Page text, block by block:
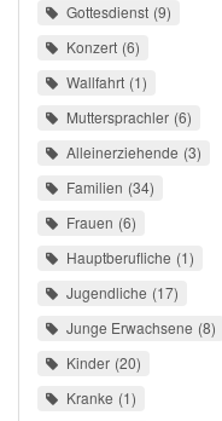
Gottesdienst 9
Konzert 6
Wallfahrt 1
Muttersprachler 6
Alleinerziehende 3
Familien 34
Frauen 6
Hauptberufliche 1
Jugendliche 17
Junge Erwachsene 8
Kinder 20
Kranke 1